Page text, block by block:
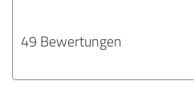
49 Bewertungen